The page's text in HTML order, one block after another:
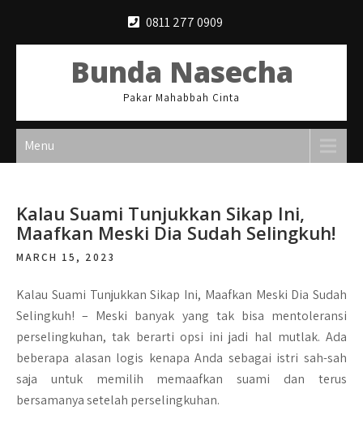
0811 277 0909
Bunda Nasecha
Pakar Mahabbah Cinta
Menu
Kalau Suami Tunjukkan Sikap Ini,
Maafkan Meski Dia Sudah Selingkuh!
MARCH 15, 2023
Kalau Suami Tunjukkan Sikap Ini, Maafkan Meski Dia Sudah
Selingkuh! – Meski banyak yang tak bisa mentoleransi
perselingkuhan, tak berarti opsi ini jadi hal mutlak. Ada
beberapa alasan logis kenapa Anda sebagai istri sah-sah
saja untuk memilih memaafkan suami dan terus
bersamanya setelah perselingkuhan.